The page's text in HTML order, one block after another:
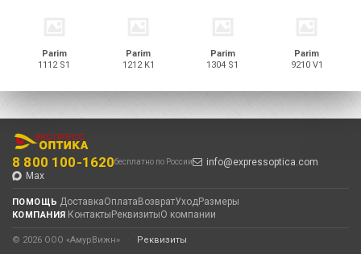
Parim
1112 S1
Parim
1212 K1
Parim
1304 S1
Parim
9210 V1
8 800 100-1620бесплатно по России
info@expressoptica.com
Max
ПОМОЩЬ ДоставкаОплата ВозвратУходРазмеры
КОМПАНИЯ Контакты РеквизитыО компании
© 2026 ООО «АмурВижн» · Реквизиты